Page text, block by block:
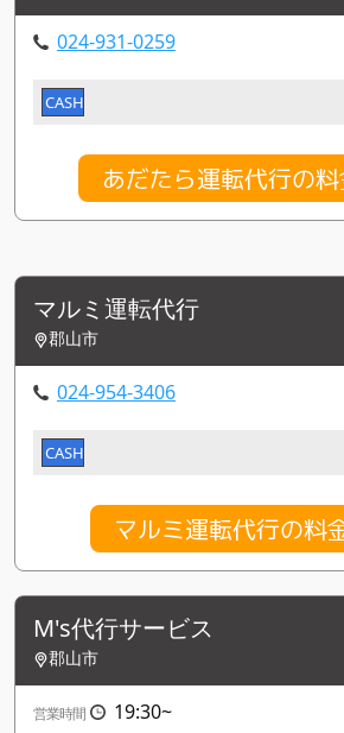
024-931-0259
CASH
あだたら運転代行の
マルミ運転代行
郡山市
024-954-3406
CASH
マルミ運転代行の料
M's代行サービス
郡山市
営業時間
19:30~